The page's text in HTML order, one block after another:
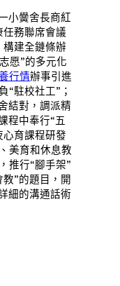
小黌舍長商紅
務聯席會議
建全鏈條辦
愿”的多元化
行情辦事引進
“駐校社工”；
結對，調派精
程中奉行“五
育課程研發
美育和休息教
推行“腳手架”
”的題目，開
細的溝通話術